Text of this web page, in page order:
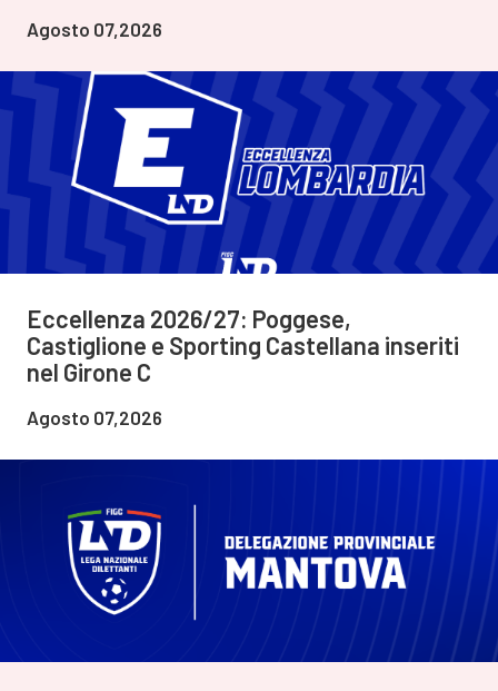
Agosto 07,2026
Eccellenza 2026/27: Poggese,
Castiglione e Sporting Castellana inseriti
nel Girone C
Agosto 07,2026